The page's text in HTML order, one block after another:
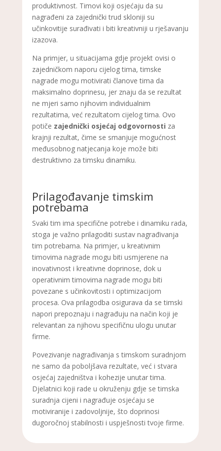
produktivnost. Timovi koji osjećaju da su
nagrađeni za zajednički trud skloniji su
učinkovitije surađivati i biti kreativniji u rješavanju
izazova.
Na primjer, u situacijama gdje projekt ovisi o
zajedničkom naporu cijelog tima, timske
nagrade mogu motivirati članove tima da
maksimalno doprinesu, jer znaju da se rezultat
ne mjeri samo njihovim individualnim
rezultatima, već rezultatom cijelog tima. Ovo
potiče zajednički osjećaj odgovornosti za
krajnji rezultat, čime se smanjuje mogućnost
međusobnog natjecanja koje može biti
destruktivno za timsku dinamiku.
Prilagođavanje timskim
potrebama
Svaki tim ima specifične potrebe i dinamiku rada,
stoga je važno prilagoditi sustav nagrađivanja
tim potrebama. Na primjer, u kreativnim
timovima nagrade mogu biti usmjerene na
inovativnost i kreativne doprinose, dok u
operativnim timovima nagrade mogu biti
povezane s učinkovitosti i optimizacijom
procesa. Ova prilagodba osigurava da se timski
napori prepoznaju i nagrađuju na način koji je
relevantan za njihovu specifičnu ulogu unutar
firme.
Povezivanje nagrađivanja s timskom suradnjom
ne samo da poboljšava rezultate, već i stvara
osjećaj zajedništva i kohezije unutar tima.
Djelatnici koji rade u okruženju gdje se timska
suradnja cijeni i nagrađuje osjećaju se
motiviranije i zadovoljnije, što doprinosi
dugoročnoj stabilnosti i uspješnosti tvoje firme.